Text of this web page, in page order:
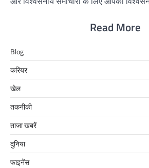
Read More
Blog
करियर
खेल
तकनीकी
ताजा खबरें
दुनिया
फाइनेंस